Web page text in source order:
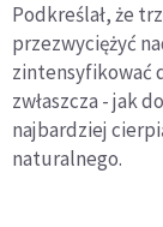
Podkreślał, że
przezwyciężyć
zintensyfikować
zwłaszcza - jak
najbardziej
naturalnego.